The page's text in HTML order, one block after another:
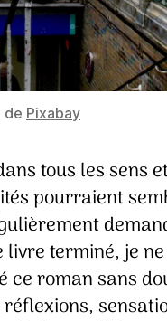
de Pixabay
tous les sens
pourraient
terminé, je
ce roman sans